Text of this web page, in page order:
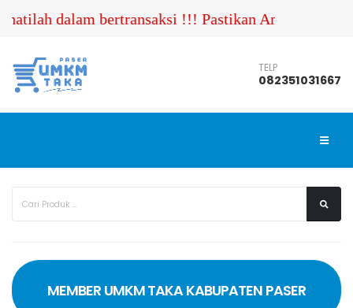
dalam bertransaksi !!! Pastikan Anda
TELP
082351031667
MEMBER UMKM TAKA KABUPATEN PASER